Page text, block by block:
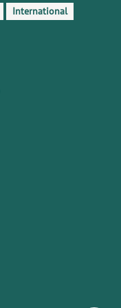
International